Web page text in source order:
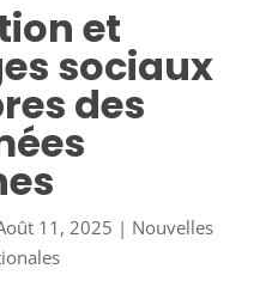
et
sociaux
des
11, 2025 | Nouvelles